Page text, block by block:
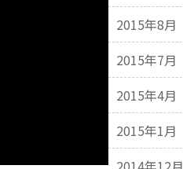
2015年8月
2015年7月
2015年4月
2015年1月